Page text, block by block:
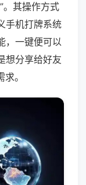
。其操作方式
手机打牌系统
，一键便可以
想分享给好友
。